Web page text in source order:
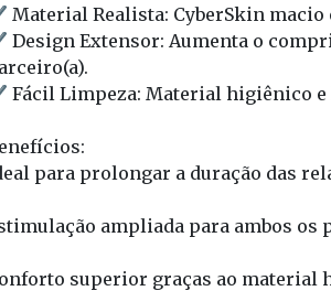
Realista: CyberSkin macio
Extensor: Aumenta o
Limpeza: Material higiênico e
para prolongar a duração das
ampliada para ambos os
superior graças ao material